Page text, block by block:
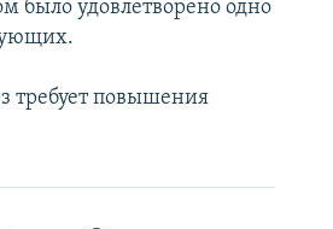
было удовлетворено одно
требует повышения